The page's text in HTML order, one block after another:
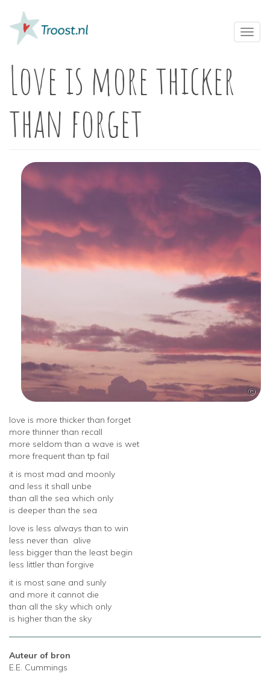
naar
gaanLove is more thicker
than forget
Image
love is more thicker than forget
more thinner than recall
more seldom than a wave is wet
more frequent than tp fail
it is most mad and moonly
and less it shall unbe
than all the sea which only
is deeper than the sea
love is less always than to win
less never than alive
less bigger than the least begin
less littler than forgive
it is most sane and sunly
and more it cannot die
than all the sky which only
is higher than the sky
Auteur of bron
E.E. Cummings